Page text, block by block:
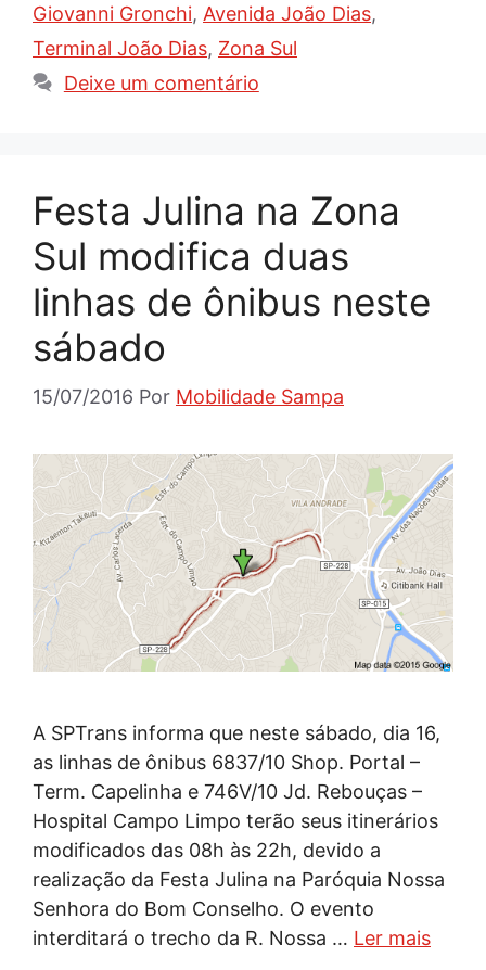
Giovanni Gronchi, Avenida João Dias,
Terminal João Dias, Zona Sul
Deixe um comentário
Festa Julina na Zona
Sul modifica duas
linhas de ônibus neste
sábado
15/07/2016 Por Mobilidade Sampa
A SPTrans informa que neste sábado, dia 16,
as linhas de ônibus 6837/10 Shop. Portal –
Term. Capelinha e 746V/10 Jd. Rebouças –
Hospital Campo Limpo terão seus itinerários
modificados das 08h às 22h, devido a
realização da Festa Julina na Paróquia Nossa
Senhora do Bom Conselho. O evento
interditará o trecho da R. Nossa … Ler mais